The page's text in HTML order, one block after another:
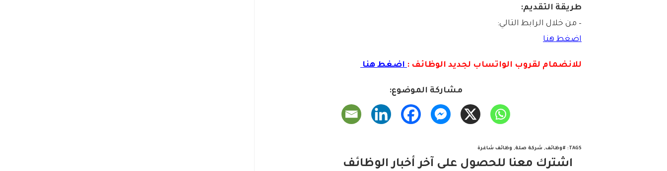
طريقة التقديم:
– من خلال الرابط التالي:
اضغط هنا
للانضمام لقروب الواتساب لجديد الوظائف :اضغط هنا
مشاركة الموضوع:
TAGS
: #وظائف, شركة صلة, وظائف شاغرة
اشترك معنا للحصول على آخر أخبار الوظائف